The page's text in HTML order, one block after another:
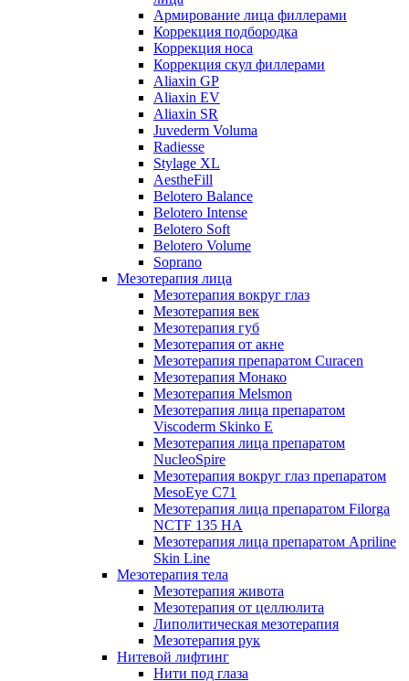
Армирование лица филлерами
Коррекция подбородка
Коррекция носа
Коррекция скул филлерами
Aliaxin GP
Aliaxin EV
Aliaxin SR
Juvederm Voluma
Radiesse
Stylage XL
AestheFill
Belotero Balance
Belotero Intense
Belotero Soft
Belotero Volume
Soprano
Мезотерапия лица
Мезотерапия вокруг глаз
Мезотерапия век
Мезотерапия губ
Мезотерапия от акне
Мезотерапия препаратом Curacen
Мезотерапия Монако
Мезотерапия Melsmon
Мезотерапия лица препаратом
Viscoderm Skinko E
Мезотерапия лица препаратом
NucleoSpire
Мезотерапия вокруг глаз препаратом
MesoEye С71
Мезотерапия лица препаратом Filorga
NCTF 135 HA
Мезотерапия лица препаратом Apriline
Skin Line
Мезотерапия тела
Мезотерапия живота
Мезотерапия от целлюлита
Липолитическая мезотерапия
Мезотерапия рук
Нитевой лифтинг
Нити под глаза